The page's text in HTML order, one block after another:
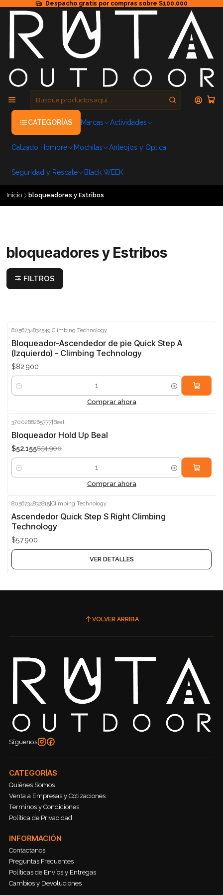
Despacho gratis por compras sobre $100.000
CATEGORÍAS Marcas Actividades
Calzado Hombre Mochilas Anteojos y Optica
Seguridad y Rescate Black WEEK
Inicio bloqueadores y Estribos
bloqueadores y Estribos
FILTROS
8056734832549|Climbing Technology
Bloqueador-Ascendedor de pie Quick Step A
(Izquierdo) - Climbing Technology
$82.900
Cantidad
Comprar ahora
-5%
3700288265777|Beal
Bloqueador Hold Up Beal
$52.155$54.900
Cantidad
Comprar ahora
8056734832815 |Climbing Technology
Ascendedor Quick Step S Right Climbing
Technology
$57.900
VER DETALLES
VOLVER ARRIBA
Síguenos
CATEGORÍAS
Quiénes Somos
Venta a Empresas y Cotizaciones
Terminos y Condiciones
Política de Privacidad
INFORMACIÓN
Contactanos
Preguntas Frecuentes
Políticas de Envíos y Entregas
Cambios y Devoluciones